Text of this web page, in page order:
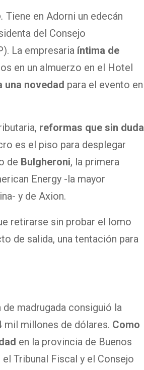
Tiene en Adorni un edecán
del Consejo
La empresaria íntima de
en un almuerzo en el Hotel
una novedad para el evento en
reformas que sin duda
es el piso para desplegar
de Bulgheroni, la primera
Energy -la mayor
y de Axion.
retirarse sin probar el lomo
de salida, una tentación para
de madrugada consiguió la
mil millones de dólares. Como
en la provincia de Buenos
Tribunal Fiscal y el Consejo